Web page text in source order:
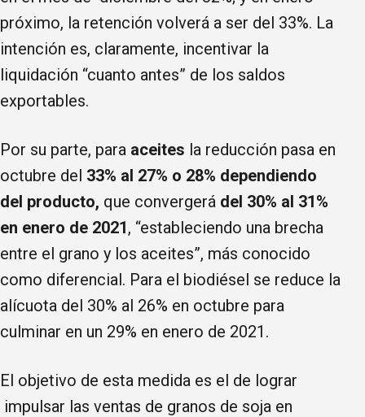
próximo, la retención volverá a ser del 33%. La
intención es, claramente, incentivar la
liquidación “cuanto antes” de los saldos
exportables.
Por su parte, para aceites la reducción pasa en
octubre del 33% al 27% o 28% dependiendo
del producto, que convergerá del 30% al 31%
en enero de 2021, “estableciendo una brecha
entre el grano y los aceites”, más conocido
como diferencial. Para el biodiésel se reduce la
alícuota del 30% al 26% en octubre para
culminar en un 29% en enero de 2021.
El objetivo de esta medida es el de lograr
impulsar las ventas de granos de soja en